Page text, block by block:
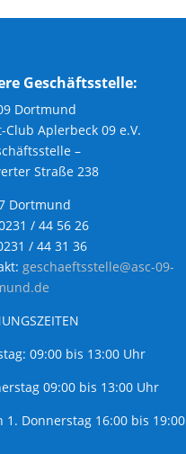
Geschäftsstelle:
Dortmund
Club Aplerbeck 09 e.V.
–
Straße 238
Dortmund
/ 44 56 26
/ 44 31 36
geschaeftsstelle@asc-09-
09:00 bis 13:00 Uhr
09:00 bis 13:00 Uhr
1. Donnerstag 16:00 bis 19:00